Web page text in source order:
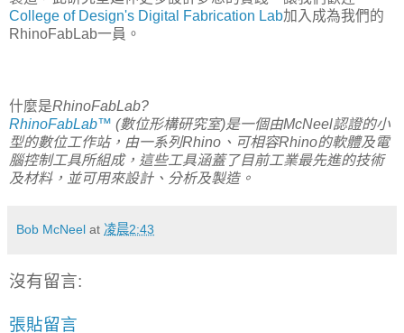
College of Design's Digital Fabrication Lab加入成為我們的
RhinoFabLab一員。
什麼是RhinoFabLab?
RhinoFabLab™ (數位形構研究室)是一個由McNeel認證的小
型的數位工作站，由一系列Rhino、可相容Rhino的軟體及電
腦控制工具所組成，這些工具涵蓋了目前工業最先進的技術
及材料，並可用來設計、分析及製造。
Bob McNeel at 凌晨2:43
沒有留言:
張貼留言